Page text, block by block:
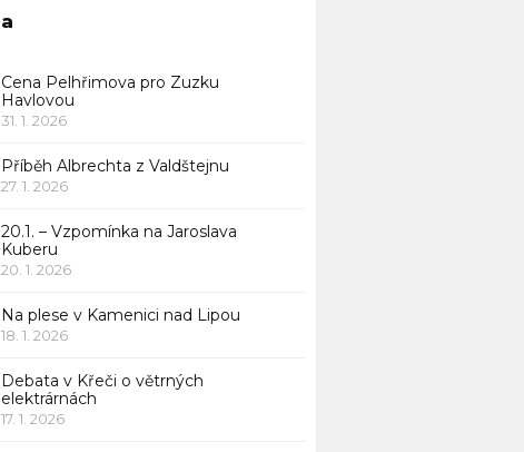
a
Cena Pelhřimova pro Zuzku
Havlovou
31. 1. 2026
Příběh Albrechta z Valdštejnu
27. 1. 2026
20.1. – Vzpomínka na Jaroslava
Kuberu
20. 1. 2026
Na plese v Kamenici nad Lipou
18. 1. 2026
Debata v Křeči o větrných
elektrárnách
17. 1. 2026